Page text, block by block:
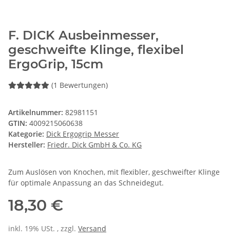
F. DICK Ausbeinmesser,
geschweifte Klinge, flexibel
ErgoGrip, 15cm
(1 Bewertungen)
Artikelnummer: 82981151
GTIN: 4009215060638
Kategorie: Dick Ergogrip Messer
Hersteller: Friedr. Dick GmbH & Co. KG
Zum Auslösen von Knochen, mit flexibler, geschweifter Klinge
für optimale Anpassung an das Schneidegut.
18,30 €
inkl. 19% USt. , zzgl. Versand